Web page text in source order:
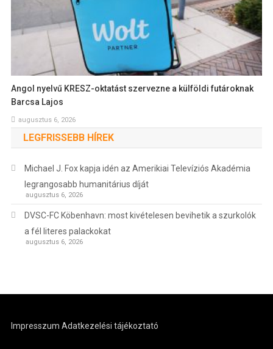
Angol nyelvű KRESZ-oktatást szervezne a külföldi futároknak
Barcsa Lajos
augusztus 6, 2026
LEGFRISSEBB HÍREK
Michael J. Fox kapja idén az Amerikiai Televíziós Akadémia
legrangosabb humanitárius díját
augusztus 6, 2026
DVSC-FC Köbenhavn: most kivételesen bevihetik a szurkolók
a fél literes palackokat
augusztus 6, 2026
Impresszum Adatkezelési tájékoztató